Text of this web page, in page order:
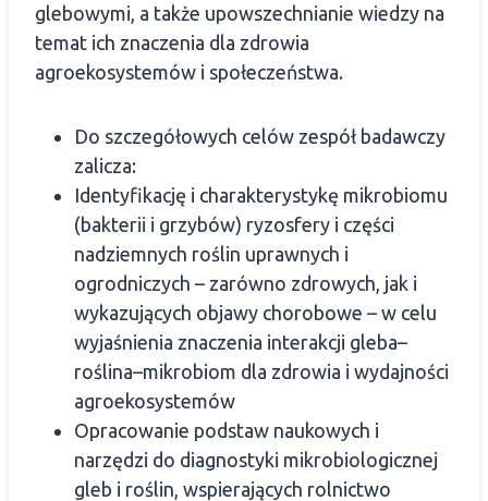
glebowymi, a także upowszechnianie wiedzy na
temat ich znaczenia dla zdrowia
agroekosystemów i społeczeństwa.
Do szczegółowych celów zespół badawczy
zalicza:
Identyfikację i charakterystykę mikrobiomu
(bakterii i grzybów) ryzosfery i części
nadziemnych roślin uprawnych i
ogrodniczych – zarówno zdrowych, jak i
wykazujących objawy chorobowe – w celu
wyjaśnienia znaczenia interakcji gleba–
roślina–mikrobiom dla zdrowia i wydajności
agroekosystemów
Opracowanie podstaw naukowych i
narzędzi do diagnostyki mikrobiologicznej
gleb i roślin, wspierających rolnictwo